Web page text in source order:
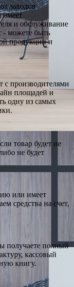
заводов
имеет
и обслуживание
- можете быть
продукции и
с производителями
площадей и
одну из самых
товар будет не
не будет
или имеет
средства на счет,
получаете полный
кассовый
книгу.